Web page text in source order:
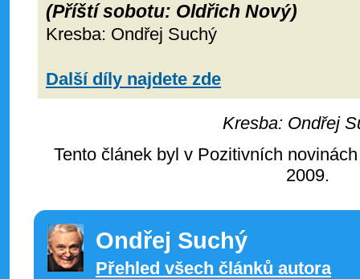
(Příští sobotu: Oldřich Nový)
Kresba: Ondřej Suchý
Další díly najdete zde
Kresba: Ondřej
Tento článek byl v Pozitivních
2009.
Ondřej Suchý
Přehled všech článků autora